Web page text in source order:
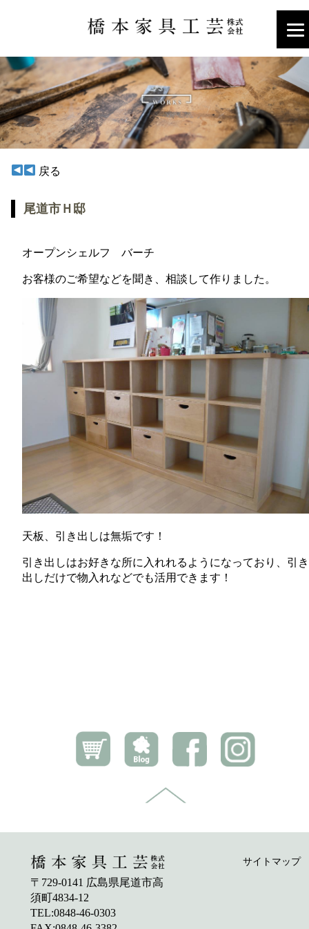
戻る
尾道市Ｈ邸
オープンシェルフ バーチ
お客様のご希望などを聞き、相談して作りました。
天板、引き出しは無垢です！
引き出しはお好きな所に入れれるようになっており、引き
出しだけで物入れなどでも活用できます！
〒729-0141 広島県尾道市高
須町4834-12
TEL:0848-46-0303
サイトマップ